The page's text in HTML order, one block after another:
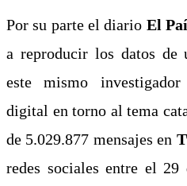
Por su parte el diario El
a reproducir los datos de
este mismo
digital en torno al tema
de 5.029.877 mensajes en
redes sociales entre el